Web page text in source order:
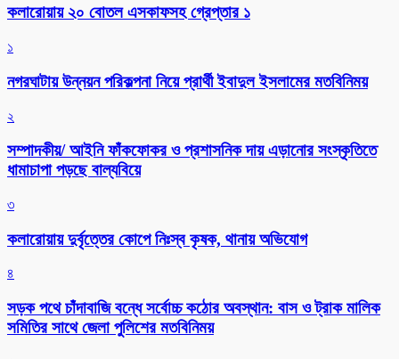
কলারোয়ায় ২০ বোতল এসকাফসহ গ্রেপ্তার ১
১
নগরঘাটায় উন্নয়ন পরিকল্পনা নিয়ে প্রার্থী ইবাদুল ইসলামের মতবিনিময়
২
সম্পাদকীয়/ আইনি ফাঁকফোকর ও প্রশাসনিক দায় এড়ানোর সংস্কৃতিতে
ধামাচাপা পড়ছে বাল্যবিয়ে
৩
কলারোয়ায় দুর্বৃত্তের কোপে নিঃস্ব কৃষক, থানায় অভিযোগ
৪
সড়ক পথে চাঁদাবাজি বন্ধে সর্বোচ্চ কঠোর অবস্থান: বাস ও ট্রাক মালিক
সমিতির সাথে জেলা পুলিশের মতবিনিময়